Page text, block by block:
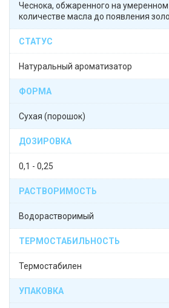
Чеснока, обжаренного на
количестве масла до появления
СТАТУС
Натуральный ароматизатор
ФОРМА
Сухая (порошок)
ДОЗИРОВКА
0,1 - 0,25
РАСТВОРИМОСТЬ
Водорастворимый
ТЕРМОСТАБИЛЬНОСТЬ
Термостабилен
УПАКОВКА